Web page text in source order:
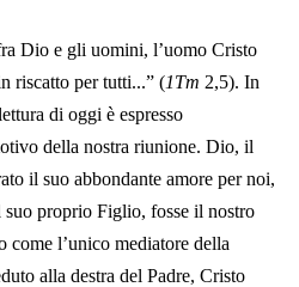
Dio e gli uomini, l’uomo Cristo
riscatto per tutti...” (1Tm 2,5). In
di oggi è espresso
della nostra riunione. Dio, il
il suo abbondante amore per noi,
proprio Figlio, fosse il nostro
come l’unico mediatore della
alla destra del Padre, Cristo